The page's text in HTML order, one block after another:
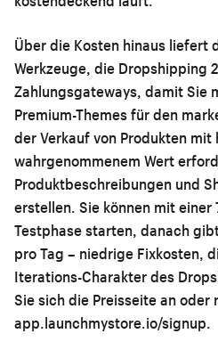
Über die Kosten hinaus liefert
Werkzeuge, die Dropshipping
Zahlungsgateways, damit Sie
Premium-Themes für den
der Verkauf von Produkten mit
wahrgenommenem Wert
Produktbeschreibungen und
erstellen. Sie können mit einer
Testphase starten, danach
pro Tag – niedrige Fixkosten,
Iterations-Charakter des
Sie sich die Preisseitean oder
app.launchmystore.io/signup.